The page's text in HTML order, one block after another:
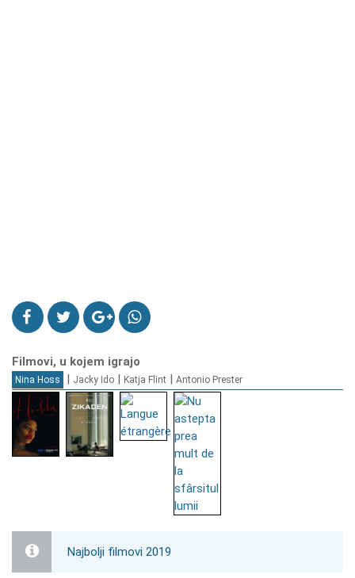
Filmovi, u kojem igrajo
Nina Hoss | Jacky Ido | Katja Flint | Antonio Prester
Najbolji filmovi 2019